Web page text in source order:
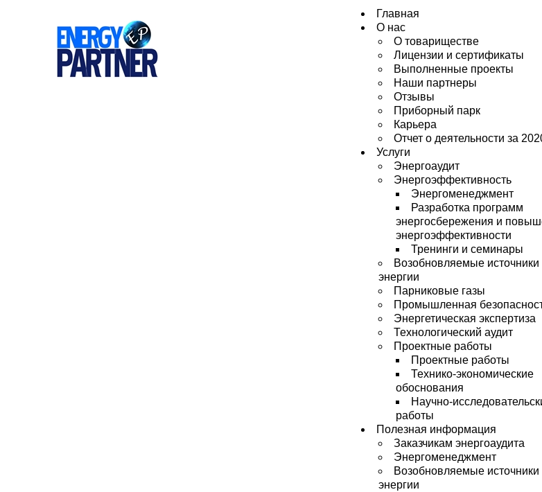
Главная
О нас
О товариществе
Лицензии и сертификаты
Выполненные проекты
Наши партнеры
Отзывы
Приборный парк
Карьера
Отчет о деятельности за
Услуги
Энергоаудит
Энергоэффективность
Энергоменеджмент
Разработка программ
энергосбережения и
энергоэффективности
Тренинги и семинары
Возобновляемые источники
энергии
Парниковые газы
Промышленная
Энергетическая экспертиза
Технологический аудит
Проектные работы
Проектные работы
Технико-экономические
обоснования
Научно-
работы
Полезная информация
Заказчикам энергоаудита
Энергоменеджмент
Возобновляемые источники
энергии